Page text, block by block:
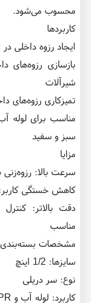
محسوب می‌شود.
کاربردها
ایجاد رزوه داخلی
بازسازی رزوه‌های
شیرآلات
تمیزکاری رزوه‌های
سبز و سفید
مزایا
سرعت بالا:
کاهش خستگی کاربر:
دقت بالاتر:
مناسب
مشخصات بسته‌بندی
سایزها: 1/2 اینچ
نوع: سر دریلی
کاربرد: لوله آب و PPR سبز و سفید